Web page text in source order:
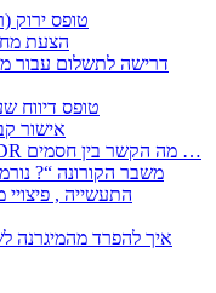
טופס ירוק (רש”ל 18) בקשה
2352 –
2356 – טופס
2357 –
– לבעלי עסקים ובעולם העבודה EMDR מה הקשר בין חסמים …
– משבר הקורונה “? נורמלי